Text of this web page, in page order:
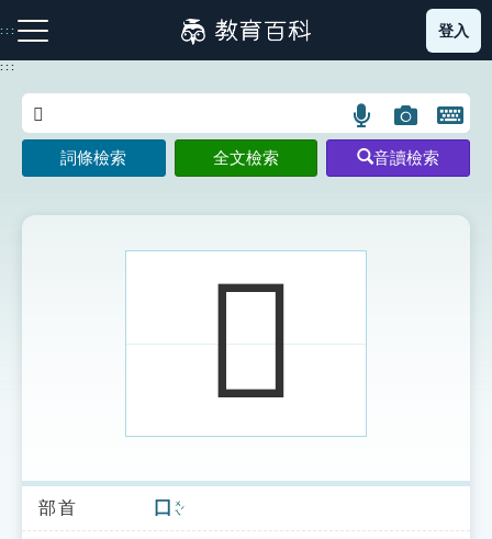
到
主
:::
注音索引圖示 筆畫索引圖示 部首索引表圖示
索引選單
登入
:::
語
言
搜
示
圖
片
搜
開
鍵
圖
詞條檢索 全文檢索 音讀檢索
𡈘
部首 囗 ㄨㄟˊ